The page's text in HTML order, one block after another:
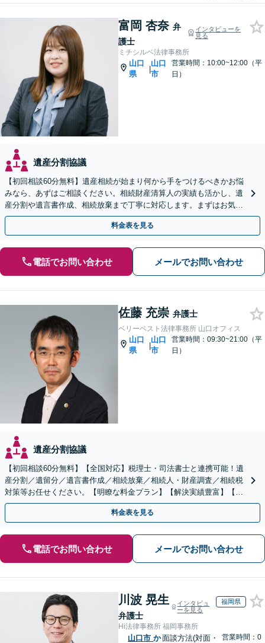
富岡 杏奈 弁
護士
インタビューを
見る
ミチシルベ法律事務所
山口
県
|
山口
市
営業時間：10:00~12:00（平
日）
遺産分割協議
【初回相談60分無料】遺産相続が始まり何から手をつけるべきかお悩
みなら、あずはご相談ください。相続財産清算人の実績も活かし、遺
産分割や遺言書作成、相続放棄まで丁寧に対応します。まずはお気軽
にご相談ください。
料金表を見る
電話でお問い合わせ メールでお問い合わせ
佐藤 充崇 弁護士
ベリーベスト法律事務所 山口オフィス
山口
県
|
山口
市
営業時間：09:30~21:00（平
日）
遺産分割協議
【初回相談60分無料】【全国対応】税理士・司法書士と連携可能！遺
産分割／遺留分／遺言書作成／相続放棄／相続人・財産調査／相続税
対策等お任せください。【明瞭な料金プラン】【解決実績豊富】【電
話相談可】
料金表を見る
電話でお問い合わせ メールでお問い合わせ
川波 晃生
弁護士
インタビュ
ーを見る
福岡県
Hi法律事務所 福岡事務所
山口市 か面談方法(対面・
営業時間：0